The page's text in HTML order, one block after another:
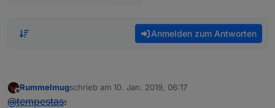
Anmelden zum Antworten
Offline
Rummelmugschrieb am 10. Jan. 2019, 06:17
zuletzt editiert von
@tempestas: